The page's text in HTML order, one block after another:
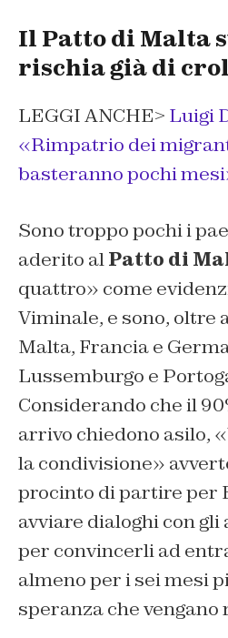
Il Patto di Malta
rischia già di
LEGGI ANCHE> Luigi
«Rimpatrio dei
basteranno pochi
Sono troppo pochi i
aderito alPatto di
quattro» come
Viminale, e sono,
Malta, Francia e
Lussemburgo e
Considerando che il
arrivo chiedono asilo,
la condivisione»
procinto di partire per
avviare dialoghi con
per convincerli ad
almeno per i sei mesi
speranza che vengano